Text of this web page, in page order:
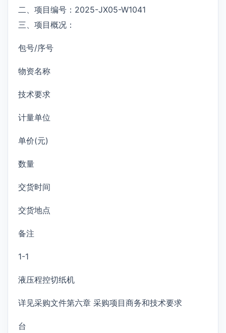
二、项目编号：2025-JX05-W1041
三、项目概况：
包号/序号
物资名称
技术要求
计量单位
单价(元)
数量
交货时间
交货地点
备注
1-1
液压程控切纸机
详见采购文件第六章 采购项目商务和技术要求
台